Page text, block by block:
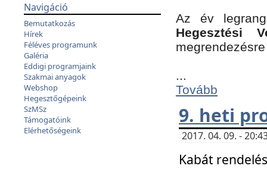
Navigáció
Bemutatkozás
Hírek
Féléves programunk
Galéria
Eddigi programjaink
Szakmai anyagok
Webshop
Hegesztőgépeink
SzMSz
Támogatóink
Elérhetőségeink
Az év
Hegesztési
...
Tovább
9. heti
2017. 04. 09. -
Kabát